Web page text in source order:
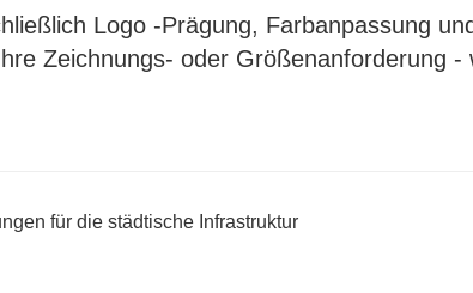
Logo -Prägung, Farbanpassung
Zeichnungs- oder Größenanforderung -
für die städtische Infrastruktur